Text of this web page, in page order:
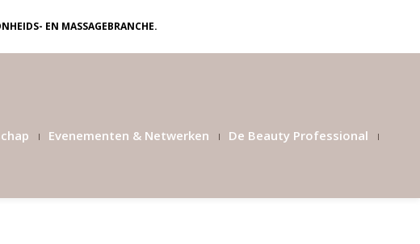
EN MASSAGEBRANCHE.
Evenementen & Netwerken De Beauty Professional